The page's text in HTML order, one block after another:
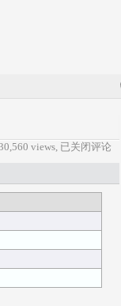
views, 广
作
已关闭评论